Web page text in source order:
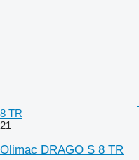
8 TR
21
Olimac DRAGO S 8 TR